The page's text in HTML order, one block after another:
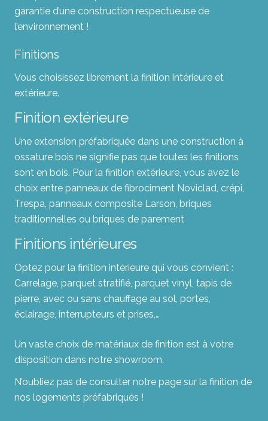
garantie d’une construction respectueuse de
l’environnement !
Finitions
Vous choisissez librement la finition intérieure et
extérieure.
Finition extérieure
Une extension préfabriquée dans une construction à
ossature bois ne signifie pas que toutes les finitions
sont en bois. Pour la finition extérieure, vous avez le
choix entre panneaux de fibrociment Noviclad, crépi,
Trespa, panneaux composite Larson, briques
traditionnelles ou briques de parement
Finitions intérieures
Optez pour la finition intérieure qui vous convient :
Carrelage, parquet stratifié, parquet vinyl, tapis de
pierre, avec ou sans chauffage au sol, portes,
éclairage, interrupteurs et prises,…
Un vaste choix de matériaux de finition est à votre
disposition dans notre showroom.
N’oubliez pas de consulter notre page sur la finition de
nos logements préfabriqués !